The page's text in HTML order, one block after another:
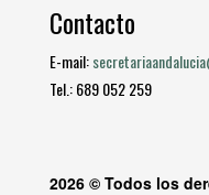
Contacto
E-mail:
Tel.: 689 052 259
2026 © Todos los